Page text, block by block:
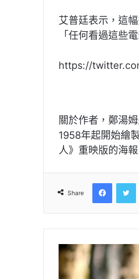
艾普廷表示，這
「任何看過這些
https://
關於作者，鄭湯
1958年起開始繪
人》重映版的海報
Share